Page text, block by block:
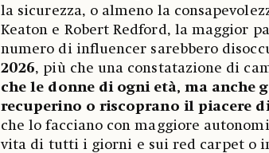
la sicurezza, o almeno la
Keaton e Robert Redford, la maggior
numero di influencer sarebbero
2026, più che una constatazione di
che le donne di ogni età, ma anche
recuperino o riscoprano il piacere
che lo facciano con maggiore
vita di tutti i giorni e sui red carpet o